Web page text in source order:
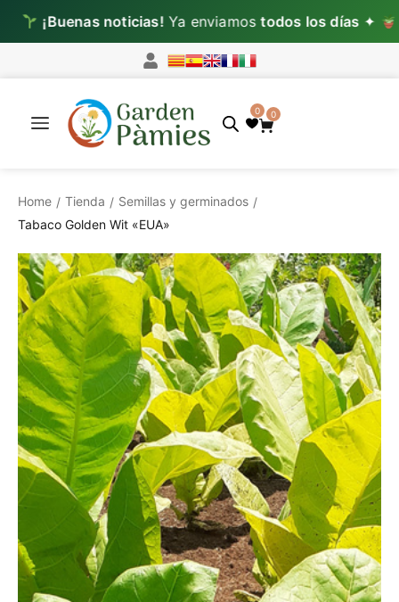
noticias!Ya enviamostodos los días✦
0 0
Home / Tienda / Semillas y germinados /
Tabaco Golden Wit «EUA»